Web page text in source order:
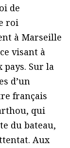
de
roi
à Marseille
visant à
Sur la
d’un
français
qui
du bateau,
Aux